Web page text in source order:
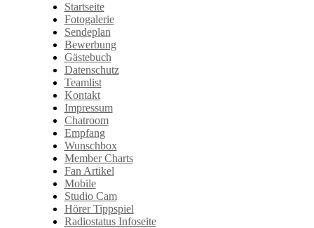
Startseite
Fotogalerie
Sendeplan
Bewerbung
Gästebuch
Datenschutz
Teamlist
Kontakt
Impressum
Chatroom
Empfang
Wunschbox
Member Charts
Fan Artikel
Mobile
Studio Cam
Hörer Tippspiel
Radiostatus Infoseite